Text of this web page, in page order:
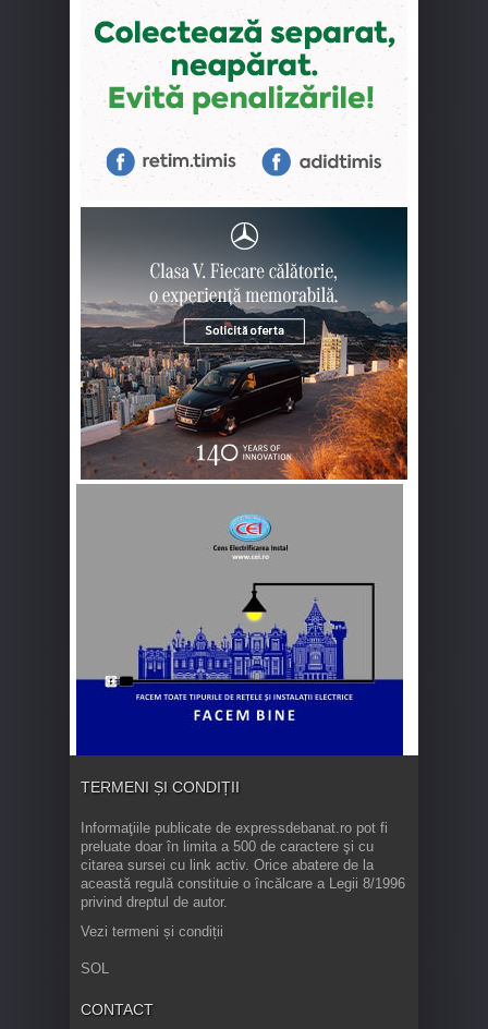
TERMENI ȘI CONDIȚII
Informaţiile publicate de expressdebanat.ro pot fi
preluate doar în limita a 500 de caractere şi cu
citarea sursei cu link activ. Orice abatere de la
această regulă constituie o încălcare a Legii 8/1996
privind dreptul de autor.
Vezi termeni și condiții
SOL
CONTACT